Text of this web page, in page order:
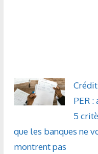
PER
5
que les banques ne
montrent pas